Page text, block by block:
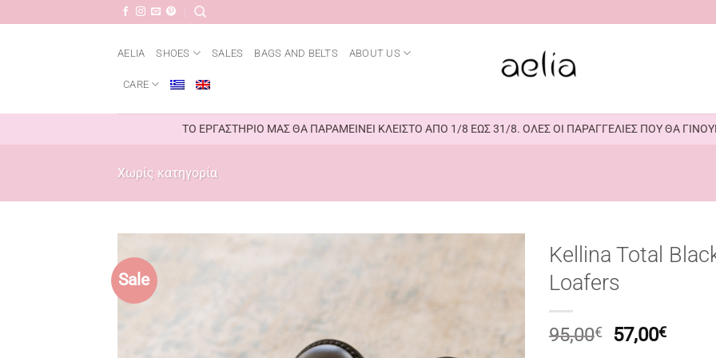
στο
AELIA SHOES SALES BAGS AND BELTS ABOUT US
CARE
ΤΟ ΕΡΓΑΣΤΗΡΙΟ ΜΑΣ ΘΑ ΠΑΡΑΜΕΙΝΕΙ ΚΛΕΙΣΤΟ ΑΠΟ 1/8 ΕΩΣ 31/8. ΟΛΕΣ ΟΙ ΠΑΡΑΓΓΕΛΙΕΣ ΠΟΥ ΘΑ
Χωρίς κατηγορία
Sale
Kellina Total
Loafers
95,00€
Original
57,00€Η